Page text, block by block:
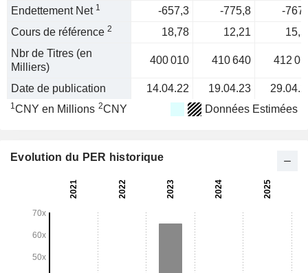
Endettement Net 1 -657,3 -775,8
-
Cours de référence 2 18,78 12,21
Nbr de Titres (en
Milliers)
400 010 410 640 412
Date de publication 14.04.22 19.04.23
1CNY en Millions 2CNY Données Estimées
Evolution du PER historique